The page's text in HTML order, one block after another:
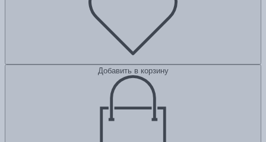
Добавить в корзину